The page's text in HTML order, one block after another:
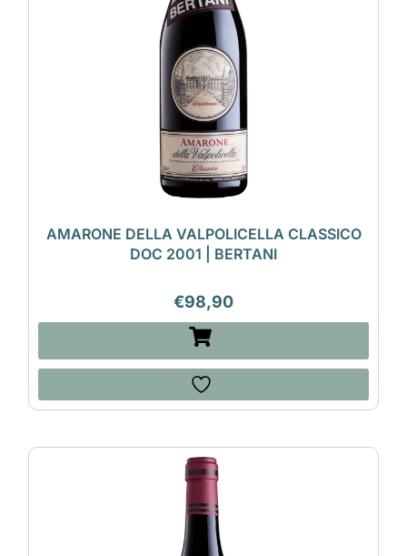
AMARONE DELLA VALPOLICELLA CLASSICO
DOC 2001 | BERTANI
€98,90